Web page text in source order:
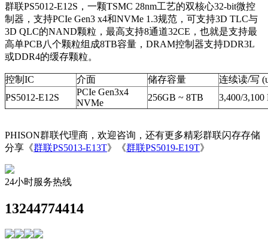
群联PS5012-E12S，一颗TSMC 28nm工艺的双核心32-bit微控
制器，支持PCIe Gen3 x4和NVMe 1.3规范，可支持3D TLC与
3D QLC的NAND颗粒，最高支持8通道32CE，也就是支持最
高单PCB八个颗粒组成8TB容量，DRAM控制器支持DDR3L
或DDR4的缓存颗粒。
控制IC 介面 储存容量
连续读/写
PS5012-E12S
PCIe Gen3x4
NVMe
256GB ~ 8TB 3,400/3,100
PHISON群联代理商，欢迎咨询，还有更多精彩群联闪存存储
分享《群联PS5013-E13T》《群联PS5019-E19T》
24小时服务热线
13244774414